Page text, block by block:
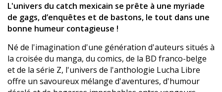
L'univers du catch mexicain se prête à une myriade
de gags, d‘enquêtes et de bastons, le tout dans une
bonne humeur contagieuse !
Né de l'imagination d'une génération d'auteurs situés à
la croisée du manga, du comics, de la BD franco-belge
et de la série Z, l'univers de l'anthologie Lucha Libre
offre un savoureux mélange d'aventures, d'humour